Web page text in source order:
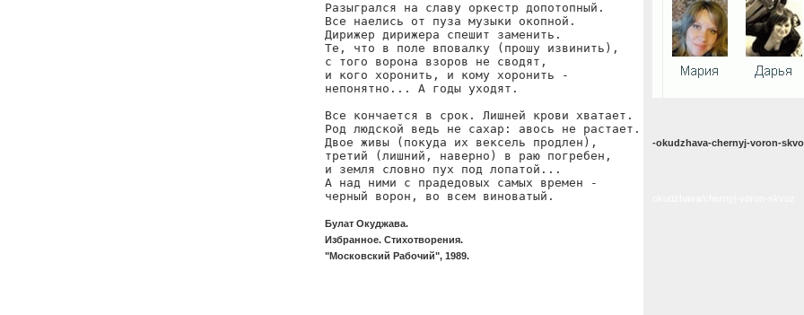
Разыгрался на славу оркестр допотопный.
Все наелись от пуза музыки окопной.
Дирижер дирижера спешит заменить.
Те, что в поле вповалку (прошу извинить),
с того ворона взоров не сводят,
и кого хоронить, и кому хоронить -
непонятно... А годы уходят.
Все кончается в срок. Лишней крови хватает.
Род людской ведь не сахар: авось не растает.
Двое живы (покуда их вексель продлен),
третий (лишний, наверно) в раю погребен,
и земля словно пух под лопатой...
А над ними с прадедовых самых времен -
черный ворон, во всем виноватый.
Булат Окуджава.
Избранное. Стихотворения.
"Московский Рабочий", 1989.
-okudzhava-chernyj-voron-